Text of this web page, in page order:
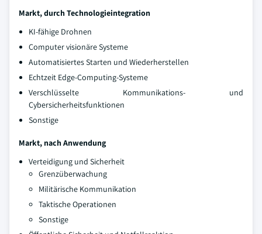
Markt, durch Technologieintegration
KI-fähige Drohnen
Computer visionäre Systeme
Automatisiertes Starten und Wiederherstellen
Echtzeit Edge-Computing-Systeme
Verschlüsselte Kommunikations- und
Cybersicherheitsfunktionen
Sonstige
Markt, nach Anwendung
Verteidigung und Sicherheit
Grenzüberwachung
Militärische Kommunikation
Taktische Operationen
Sonstige